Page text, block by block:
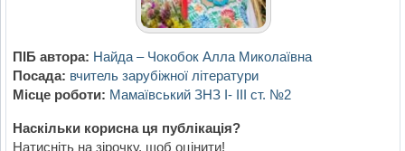
ПІБ автора: Найда – Чокобок Алла Миколаївна
Посада: вчитель зарубіжної літератури
Місце роботи: Мамаївський ЗНЗ І- ІІІ ст. №2
Наскільки корисна ця публікація?
Натисніть на зірочку, щоб оцінити!